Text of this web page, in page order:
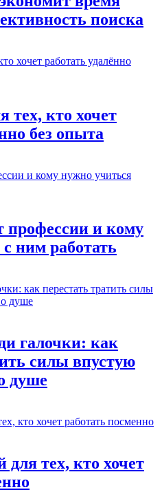
поиска
тех, кто хочет
без опыта
и кому
ним работать
галочки: как
силы впустую
душе
для тех, кто хочет